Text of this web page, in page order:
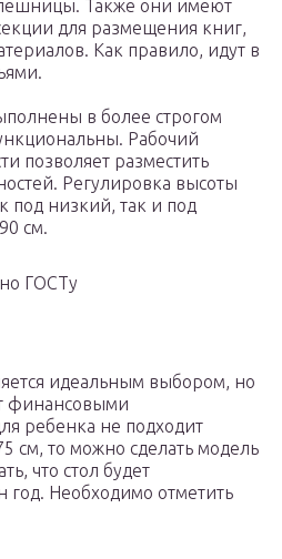
Также они имеют
для размещения книг,
Как правило, идут в
в более строгом
Рабочий
позволяет разместить
Регулировка высоты
под низкий, так и под
см.
ГОСТу
идеальным выбором, но
финансовыми
ребенка не подходит
см, то можно сделать модель
что стол будет
год. Необходимо отметить